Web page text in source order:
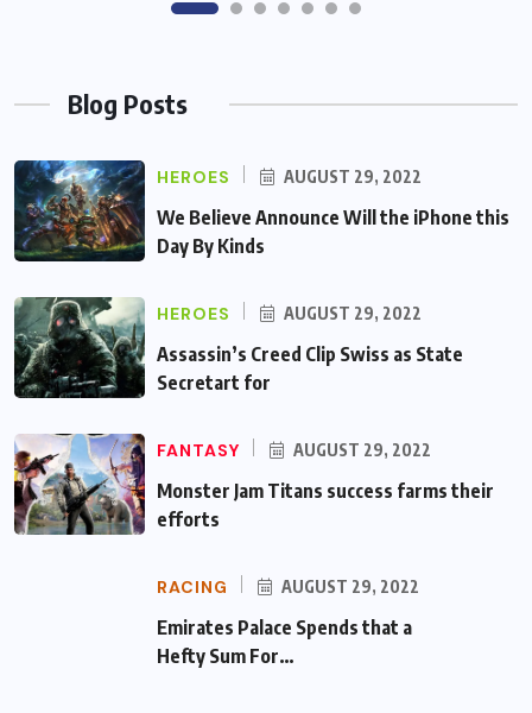
Blog Posts
HEROES AUGUST 29, 2022
We Believe Announce Will the iPhone this
Day By Kinds
HEROES AUGUST 29, 2022
Assassin’s Creed Clip Swiss as State
Secretart for
FANTASY AUGUST 29, 2022
Monster Jam Titans success farms their
efforts
RACING AUGUST 29, 2022
Emirates Palace Spends that a Hefty Sum
For…